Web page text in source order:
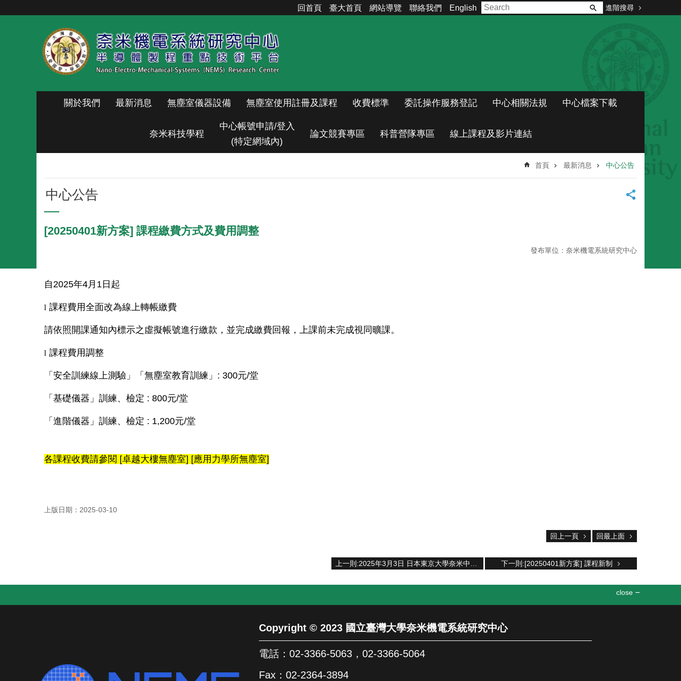
回首頁 臺大首頁 網站導覽 聯絡我們 English 進階搜尋
關於我們 最新消息 無塵室儀器設備 無塵室使用註冊及課程 收費標準 委託操作服務登記 中心相關法規 中心檔案下載
奈米科技學程
中心帳號申請/登入
(特定網域內)
論文競賽專區 科普營隊專區 線上課程及影片連結
首頁 最新消息 中心公告
中心公告
[20250401新方案] 課程繳費方式及費用調整
發布單位：奈米機電系統研究中心
自 2025年4 月 1 日起
l 課程費用全面改為線上轉帳繳費
請依照開課通知內標示之虛擬帳號進行繳款，並完成繳費回報，上課前未完成視同曠課。
l 課程費用調整
「安全訓練線上測驗」「無塵室教育訓練」 : 300元/堂
「基礎儀器」訓練、檢定 : 800元/堂
「進階儀器」訓練、檢定 : 1,200元/堂
各課程收費請參閱 [卓越大樓無塵室] [應用力學所無塵室]
上版日期：2025-03-10
回上一頁 回最上面
下一則:[20250401新方案] 課程新制
close
Copyright © 2023 國立臺灣大學奈米機電系統研究中心
電話：02-3366-5063，02-3366-5064
Fax：02-2364-3894